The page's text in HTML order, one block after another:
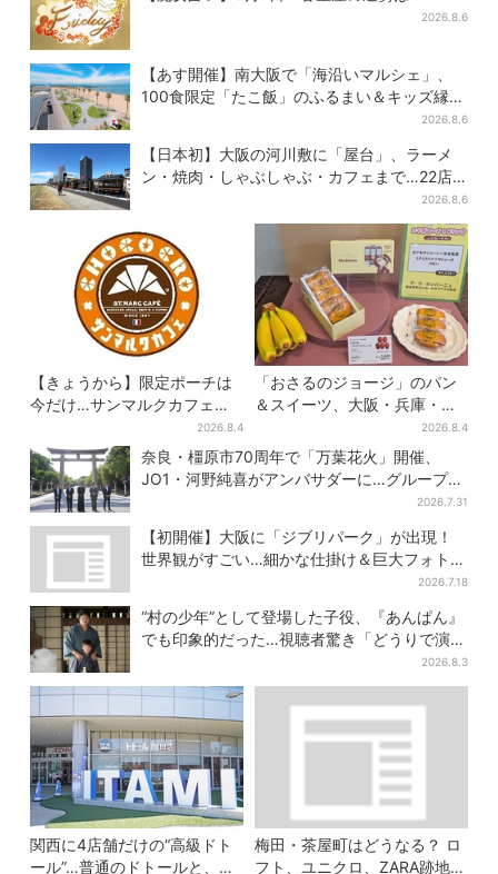
2026.8.6
【あす開催】南大阪で「海沿いマルシェ」、
100食限定「たこ飯」のふるまい＆キッズ縁日
2026.8.6
【日本初】大阪の河川敷に「屋台」、ラーメ
ン・焼肉・しゃぶしゃぶ・カフェまで…22店
2026.8.6
【きょうから】限定ポーチは
今だけ…サンマルクカフェ初
の「夏福袋」、実質無料でレ
アグッズが手に入る
2026.8.4
「おさるのジョージ」のパン
＆スイーツ、大阪・兵庫・京
都限定で【きょうから】発売
スタート
2026.8.4
奈良・橿原市70周年で「万葉花火」開催、
JO1・河野純喜がアンバサダーに…グループ楽
2026.7.31
【初開催】大阪に「ジブリパーク」が出現！
世界観がすごい…細かな仕掛け＆巨大フォトス
2026.7.18
“村の少年”として登場した子役、『あんぱん』
でも印象的だった…視聴者驚き「どうりで演技
2026.8.3
関西に4店舗だけの“高級ドト
ール”…普通のドトールと、何
梅田・茶屋町はどうなる？ ロ
フト、ユニクロ、ZARA跡地に